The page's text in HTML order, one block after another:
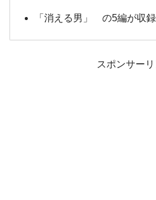
「消える男」 の5編が収録
スポンサーリ